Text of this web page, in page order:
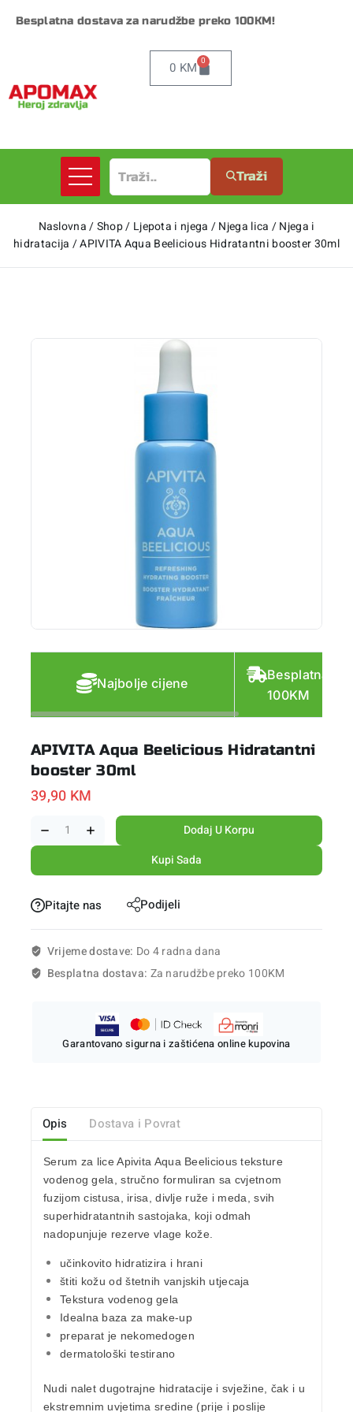
Besplatna dostava za narudžbe preko 100KM!
0 KM 0
Traži
Naslovna /Shop/ Ljepota i njega /Njega lica /Njega i
hidratacija /APIVITA Aqua Beelicious Hidratantni booster 30ml
Najbolje cijene
Besplatna
100KM
APIVITA Aqua Beelicious Hidratantni
booster 30ml
39,90 KM
Dodaj U Korpu
Kupi Sada
Pitajte nas Podijeli
Vrijeme dostave: Do 4 radna dana
Besplatna dostava: Za narudžbe preko 100KM
Garantovano sigurna i zaštićena online kupovina
Opis Dostava i Povrat
Serum za lice Apivita Aqua Beelicious teksture
vodenog gela, stručno formuliran sa cvjetnom
fuzijomcistusa, irisa, divlje ruže i meda, svih
superhidratantnih sastojaka, koji odmah
nadopunjuje rezerve vlage kože.
učinkovito hidratizira i hrani
štiti kožu od štetnih vanjskih utjecaja
Tekstura vodenog gela
Idealna baza za make-up
preparat je nekomedogen
dermatološki testirano
Nudi nalet dugotrajne hidratacije i svježine, čak i u
ekstremnim uvjetima sredine (prije i poslije